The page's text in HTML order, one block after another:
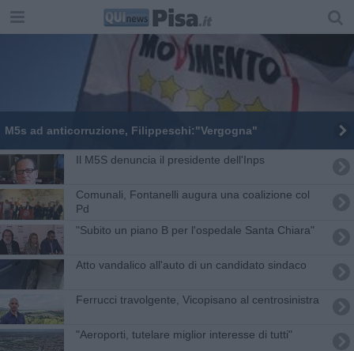
M5s ad anticorruzione, Filippeschi:"Vergogna"
Il M5S denuncia il presidente dell'Inps
Comunali, Fontanelli augura una coalizione col
Pd
"Subito un piano B per l'ospedale Santa Chiara"
Atto vandalico all'auto di un candidato sindaco
Ferrucci travolgente, Vicopisano al centrosinistra
"Aeroporti, tutelare miglior interesse di tutti"